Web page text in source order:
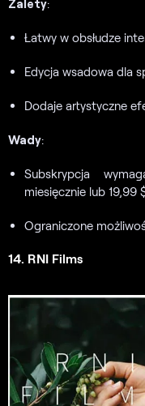
Zalety:
Łatwy w obsłudze
Edycja wsadowa dla
Dodaje artystyczne
Wady:
Subskrypcja
miesięcznie lub 19,99
Ograniczone
14. RNI Films